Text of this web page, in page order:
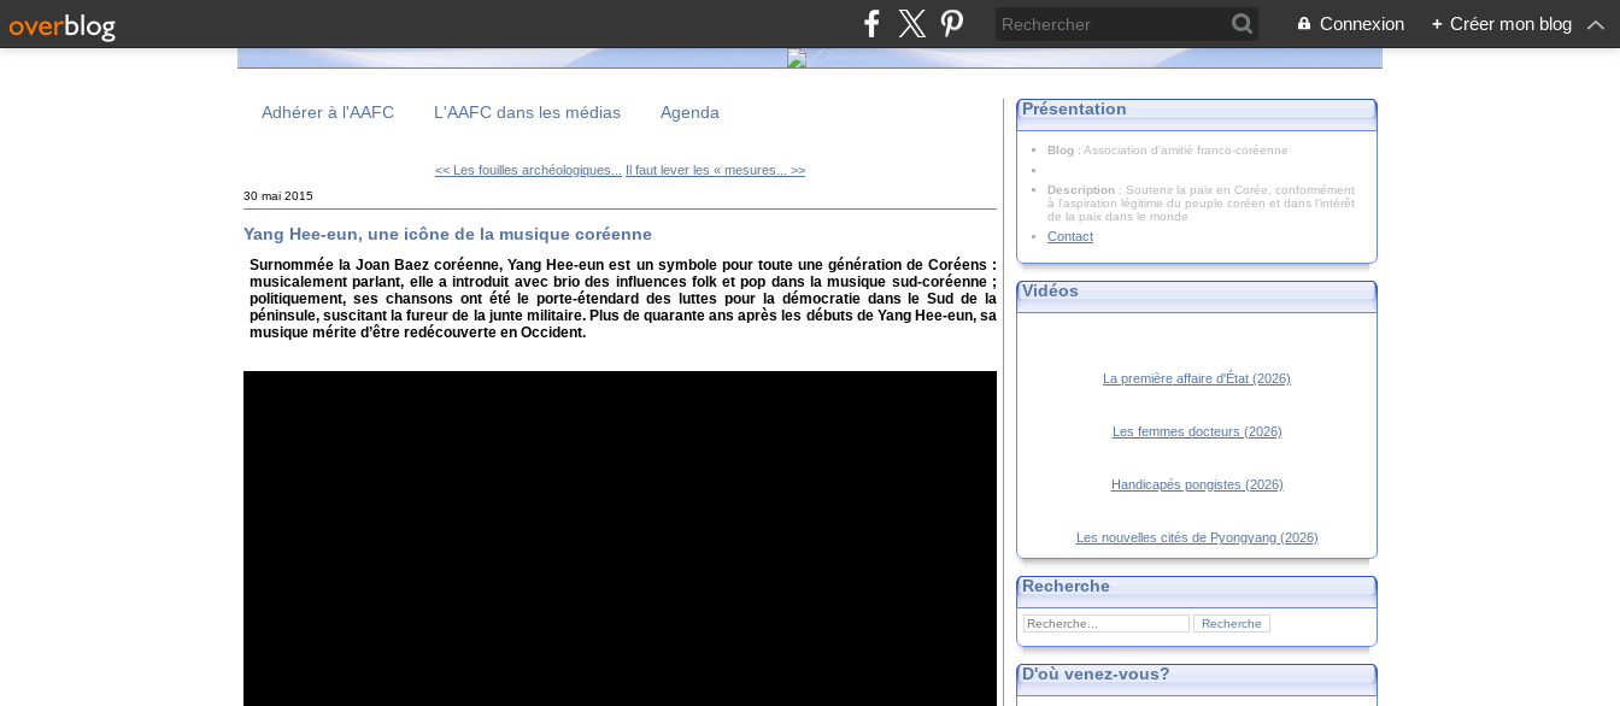
Connexion + Créer mon blog
Adhérer à l'AAFC L'AAFC dans les médias Agenda
<< Les fouilles archéologiques... Il faut lever les « mesures... >>
30 mai 2015
Yang Hee-eun, une icône de la musique coréenne
Surnommée la Joan Baez coréenne, Yang Hee-eun est un symbole pour toute une génération de Coréens :
musicalement parlant, elle a introduit avec brio des influences folk et pop dans la musique sud-coréenne ;
politiquement, ses chansons ont été le porte-étendard des luttes pour la démocratie dans le Sud de la
péninsule, suscitant la fureur de la junte militaire. Plus de quarante ans après les débuts de Yang Hee-eun, sa
musique mérite d’être redécouverte en Occident.
Présentation
Blog : Association d'amitié franco-coréenne
Description : Soutenir la paix en Corée, conformément
à l'aspiration légitime du peuple coréen et dans l’intérêt
de la paix dans le monde
Contact
Vidéos
La première affaire d'État (2026)
Les femmes docteurs (2026)
Handicapés pongistes (2026)
Les nouvelles cités de Pyongyang (2026)
Recherche
D'où venez-vous?